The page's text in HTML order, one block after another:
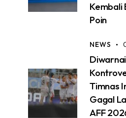
Kembali
Poin
NEWS
Diwarnai
Timnas
Gagal
AFF